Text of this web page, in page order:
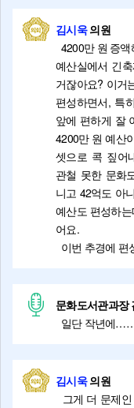
김시욱의원
4200만 원 증
예산실에서 긴
거잖아요? 이거
편성하면서, 특
앞에 편하게 잘
4200만 원 예산
셋으로 콕 짚어
관철 못한 문화
니고 42억도 아
예산도 편성하
어요.
이번 추경에 편
문화도서관과장
일단 작년에
김시욱의원
그게 더 문제